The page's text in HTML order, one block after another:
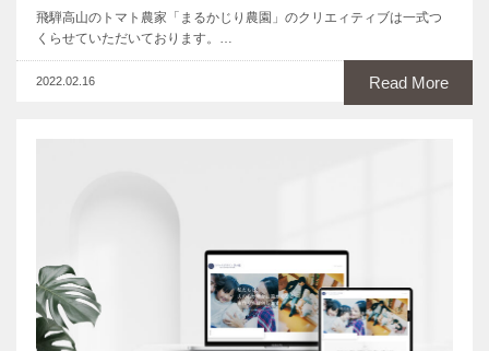
飛騨高山のトマト農家「まるかじり農園」のクリエィティブは一式つ
くらせていただいております。…
Read More
2022.02.16